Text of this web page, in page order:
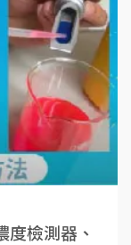
檢測器、